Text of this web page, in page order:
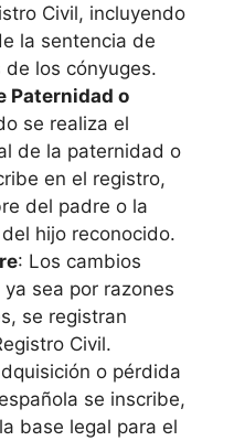
Civil, incluyendo
la sentencia de
los cónyuges.
Paternidad o
se realiza el
de la paternidad o
en el registro,
del padre o la
hijo reconocido.
: Los cambios
sea por razones
se registran
Civil.
o pérdida
se inscribe,
base legal para el